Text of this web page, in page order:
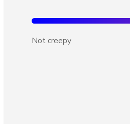
Not creepy